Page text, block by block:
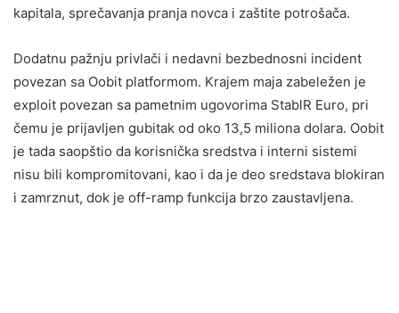
kapitala, sprečavanja pranja novca i zaštite potrošača.
Dodatnu pažnju privlači i nedavni bezbednosni incident
povezan sa Oobit platformom. Krajem maja zabeležen je
exploit povezan sa pametnim ugovorima StablR Euro, pri
čemu je prijavljen gubitak od oko 13,5 miliona dolara. Oobit
je tada saopštio da korisnička sredstva i interni sistemi
nisu bili kompromitovani, kao i da je deo sredstava blokiran
i zamrznut, dok je off-ramp funkcija brzo zaustavljena.